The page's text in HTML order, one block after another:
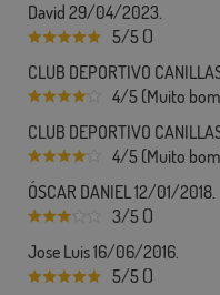
David 29/04/2023.
5/5 ()
CLUB DEPORTIVO
4/5 (Muito
CLUB DEPORTIVO
4/5 (Muito
ÓSCAR DANIEL 12/01/2018.
3/5 ()
Jose Luis 16/06/2016.
5/5 ()